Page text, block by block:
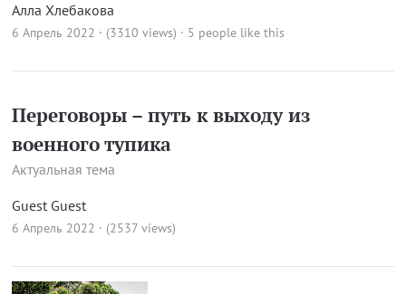
Алла Хлебакова
6 Апрель 2022 · (3310 views) · 5 people like this
Переговоры – путь к выходу из
военного тупика
Актуальная тема
Guest Guest
6 Апрель 2022 · (2537 views)